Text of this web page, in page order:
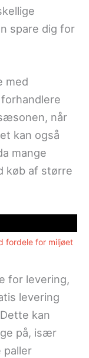
spare dig for
med
når
kan også
mange
køb af større
fordele for miljøet
for levering,
levering
kan
på, især
paller